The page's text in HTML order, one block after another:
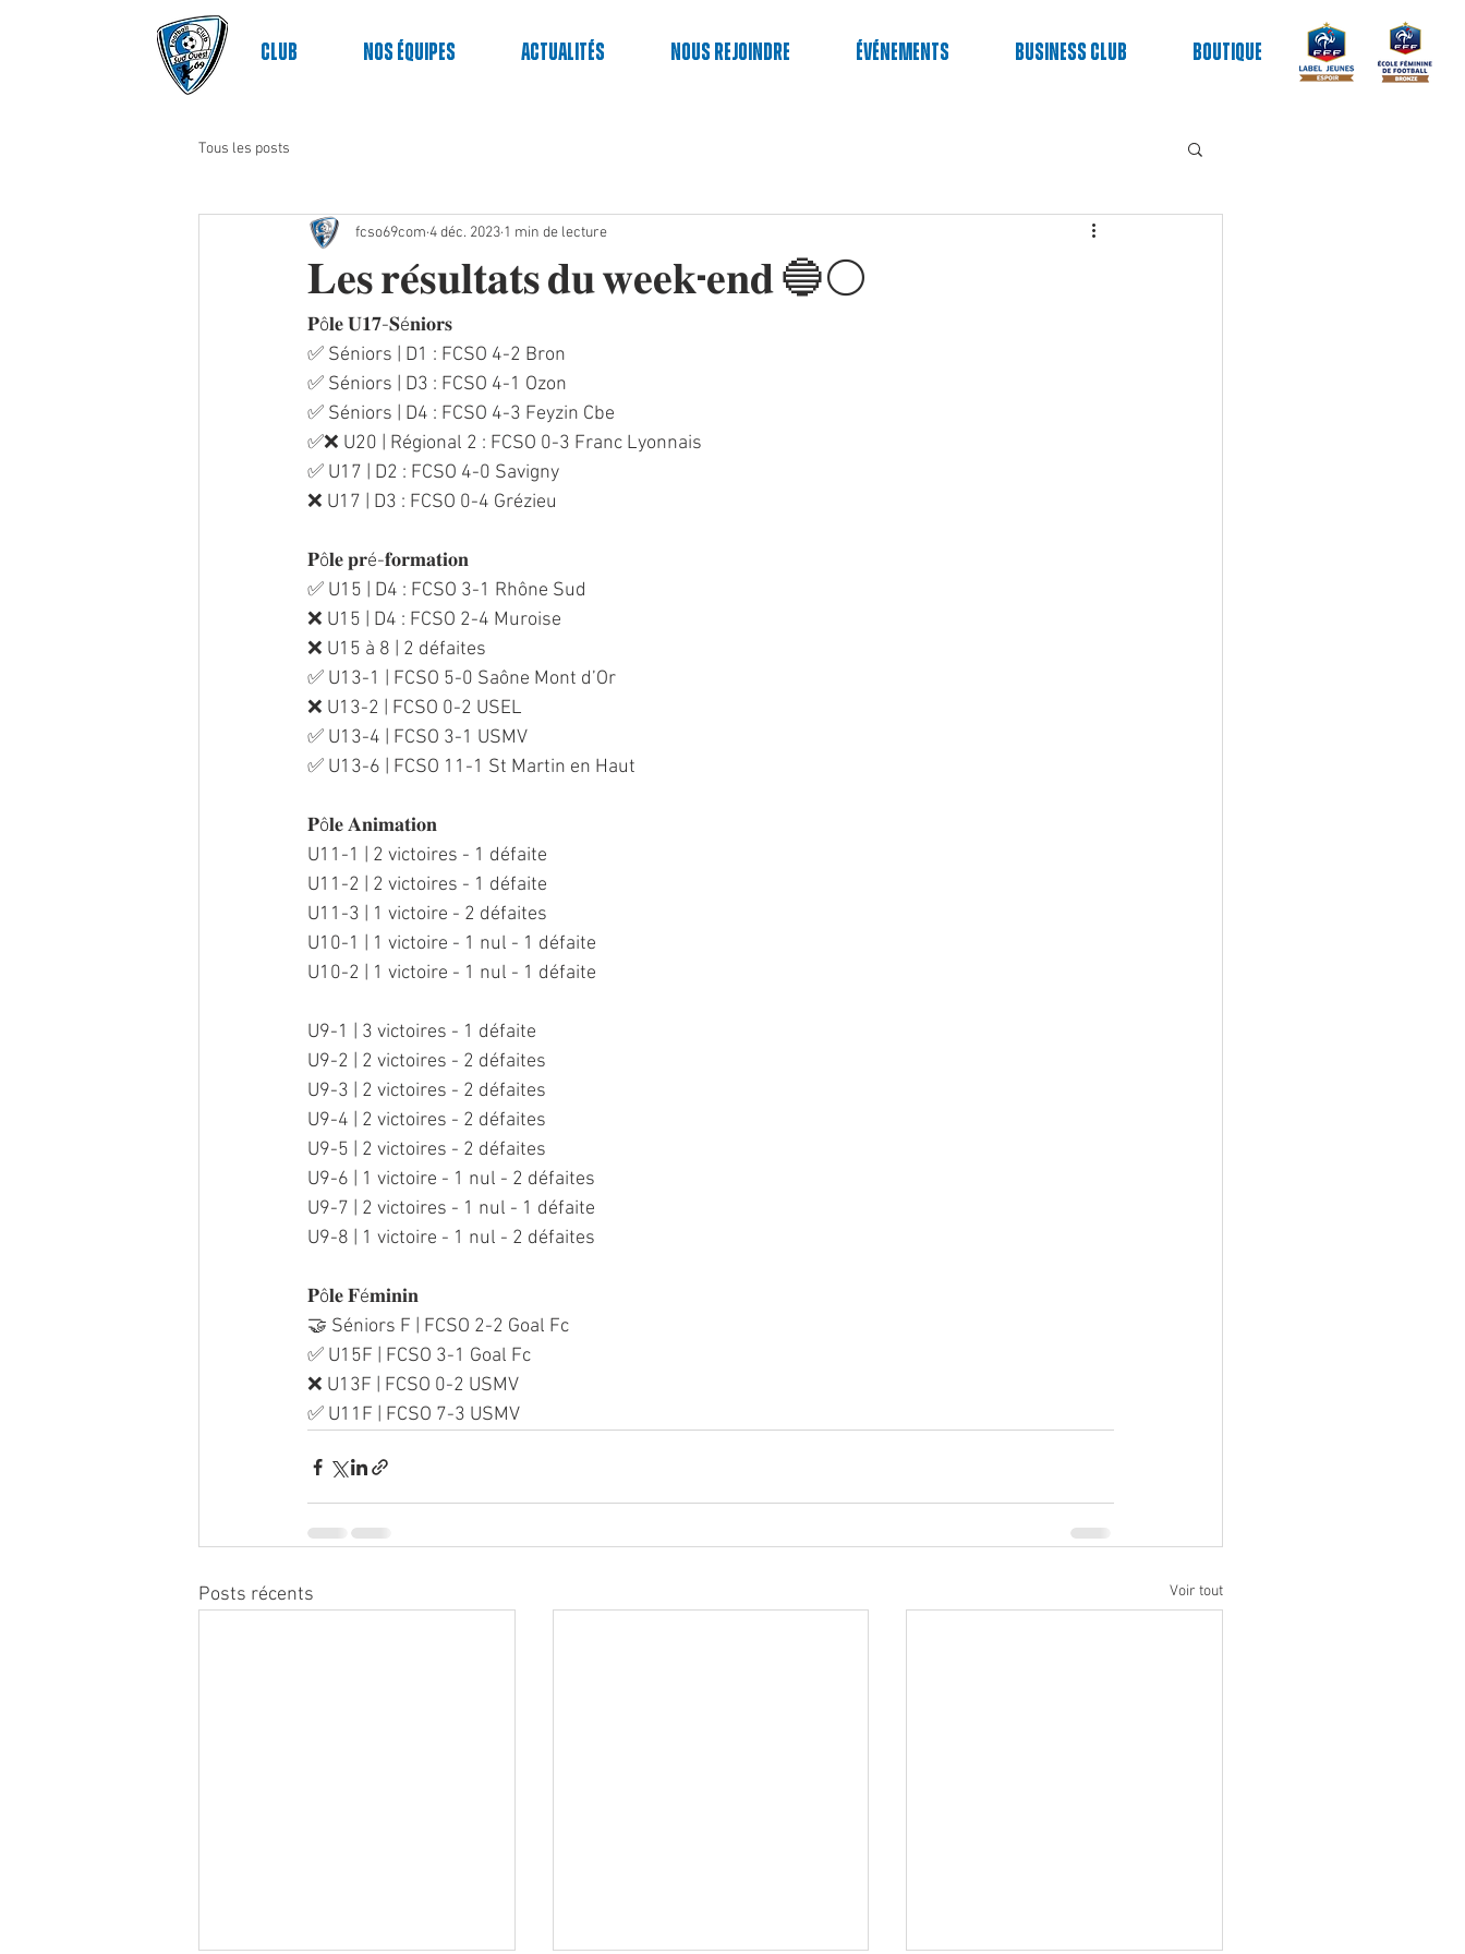
Club nos équipes Actualités Nous rejoindre événements Business club Boutique
Tous les posts
𝐋𝐞𝐬 𝐫𝐞́𝐬𝐮𝐥𝐭𝐚𝐭𝐬 𝐝𝐮 𝐰𝐞𝐞𝐤-𝐞𝐧𝐝 🔵⚪️
fcso69com 4 déc. 2023 1 min de lecture
𝐏ô𝐥𝐞 𝐔𝟏𝟕-𝐒é𝐧𝐢𝐨𝐫𝐬
✅ Séniors | D1 : FCSO 4-2 Bron
✅ Séniors | D3 : FCSO 4-1 Ozon
✅ Séniors | D4 : FCSO 4-3 Feyzin Cbe
✅❌ U20 | Régional 2 : FCSO 0-3 Franc Lyonnais
✅ U17 | D2 : FCSO 4-0 Savigny
❌ U17 | D3 : FCSO 0-4 Grézieu
𝐏ô𝐥𝐞 𝐩𝐫é-𝐟𝐨𝐫𝐦𝐚𝐭𝐢𝐨𝐧
✅ U15 | D4 : FCSO 3-1 Rhône Sud
❌ U15 | D4 : FCSO 2-4 Muroise
❌ U15 à 8 | 2 défaites
✅ U13-1 | FCSO 5-0 Saône Mont d’Or
❌ U13-2 | FCSO 0-2 USEL
✅ U13-4 | FCSO 3-1 USMV
✅ U13-6 | FCSO 11-1 St Martin en Haut
𝐏ô𝐥𝐞 𝐀𝐧𝐢𝐦𝐚𝐭𝐢𝐨𝐧
U11-1 | 2 victoires - 1 défaite
U11-2 | 2 victoires - 1 défaite
U11-3 | 1 victoire - 2 défaites
U10-1 | 1 victoire - 1 nul - 1 défaite
U10-2 | 1 victoire - 1 nul - 1 défaite
U9-1 | 3 victoires - 1 défaite
U9-2 | 2 victoires - 2 défaites
U9-3 | 2 victoires - 2 défaites
U9-4 | 2 victoires - 2 défaites
U9-5 | 2 victoires - 2 défaites
U9-6 | 1 victoire - 1 nul - 2 défaites
U9-7 | 2 victoires - 1 nul - 1 défaite
U9-8 | 1 victoire - 1 nul - 2 défaites
𝐏ô𝐥𝐞 𝐅é𝐦𝐢𝐧𝐢𝐧
🤝 Séniors F | FCSO 2-2 Goal Fc
✅ U15F | FCSO 3-1 Goal Fc
❌ U13F | FCSO 0-2 USMV
✅ U11F | FCSO 7-3 USMV
Posts récents Voir tout